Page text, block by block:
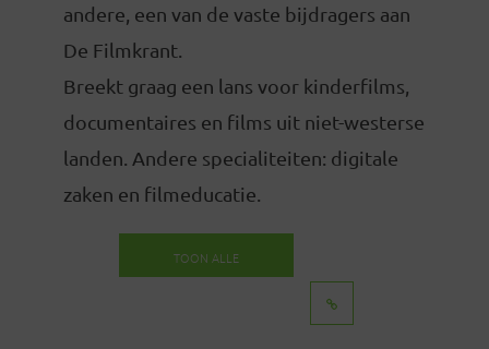
andere, een van de vaste bijdragers aan
De Filmkrant.
Breekt graag een lans voor kinderfilms,
documentaires en films uit niet-westerse
landen. Andere specialiteiten: digitale
zaken en filmeducatie.
TOON ALLE